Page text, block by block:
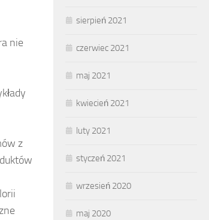
nie
z
sierpień 2021
czerwiec 2021
maj 2021
kwiecień 2021
luty 2021
styczeń 2021
wrzesień 2020
maj 2020